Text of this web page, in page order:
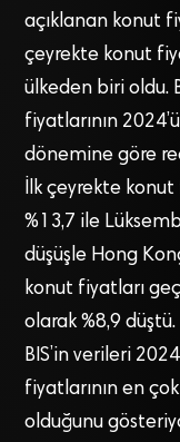
açıklanan konut
çeyrekte konut
ülkeden biri oldu.
fiyatlarının
dönemine göre
İlk çeyrekte
%13,7 ile
düşüşle Hong
konut fiyatları
olarak %8,9 düştü.
BIS’in verileri
fiyatlarının en
olduğunu